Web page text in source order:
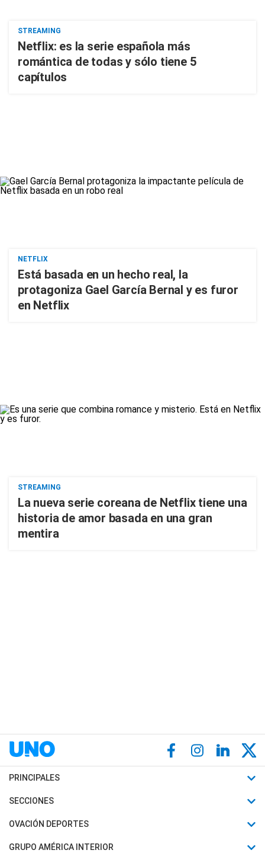
STREAMING
Netflix: es la serie española más
romántica de todas y sólo tiene 5
capítulos
NETFLIX
Está basada en un hecho real, la
protagoniza Gael García Bernal y es furor
en Netflix
STREAMING
La nueva serie coreana de Netflix tiene una
historia de amor basada en una gran
mentira
PRINCIPALES
Últimas Noticias
Política
SECCIONES
Horóscopo
Motores
OVACIÓN DEPORTES
Fútbol
GRUPO AMÉRICA INTERIOR